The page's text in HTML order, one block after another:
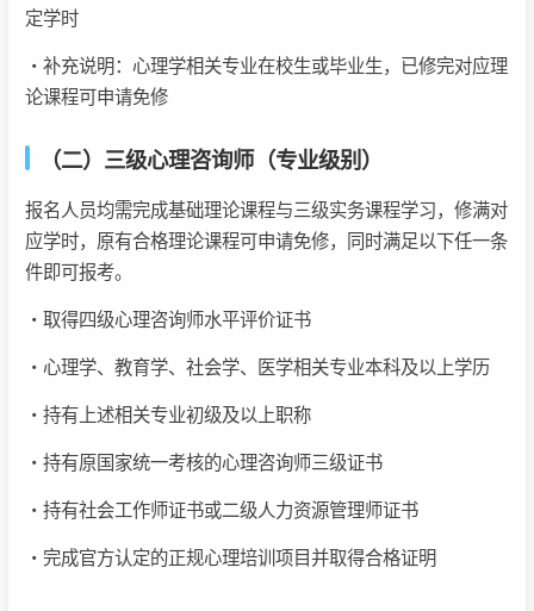
定学时
・补充说明：心理学相关专业在校生或毕业生，已修完对应理
论课程可申请免修
（二）三级心理咨询师（专业级别）
报名人员均需完成基础理论课程与三级实务课程学习，修满对
应学时，原有合格理论课程可申请免修，同时满足以下任一条
件即可报考。
・取得四级心理咨询师水平评价证书
・心理学、教育学、社会学、医学相关专业本科及以上学历
・持有上述相关专业初级及以上职称
・持有原国家统一考核的心理咨询师三级证书
・持有社会工作师证书或二级人力资源管理师证书
・完成官方认定的正规心理培训项目并取得合格证明